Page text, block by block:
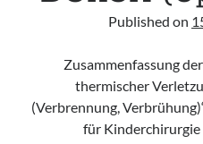
Published on
Zusammenfassung
thermischer
(Verbrennung,
für Kinderchirurgie